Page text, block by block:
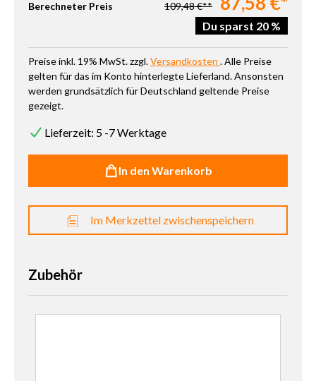
Berechneter Preis 109,48 €**
Du sparst 20 %
Preise inkl. 19% MwSt. zzgl.Versandkosten . Alle Preise
gelten für das im Konto hinterlegte Lieferland. Ansonsten
werden grundsätzlich für Deutschland geltende Preise
gezeigt.
Lieferzeit: 5 -7 Werktage
In den Warenkorb
Im Merkzettel zwischenspeichern
Zubehör